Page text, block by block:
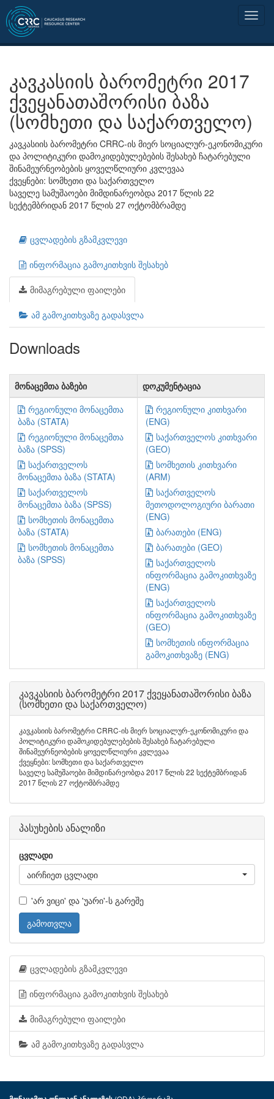
კავკასიის ბარომეტრი 2017
ქვეყანათაშორისი ბაზა
(სომხეთი და საქართველო)
კავკასიის ბარომეტრი CRRC-ის მიერ სოციალურ-ეკონომიკური
და პოლიტიკური დამოკიდებულებების შესახებ ჩატარებული
შინამეურნეობების ყოველწლიური კვლევაა
ქვეყნები: სომხეთი და საქართველო
საველე სამუშაოები მიმდინარეობდა 2017 წლის 22
სექტემბრიდან 2017 წლის 27 ოქტომბრამდე
ცვლადების გზამკვლევი
ინფორმაცია გამოკითხვის შესახებ
მიმაგრებული ფაილები
ამ გამოკითხვაზე გადასვლა
Downloads
მონაცემთა ბაზები
დოკუმენტაცია
რეგიონული მონაცემთა
ბაზა (STATA)
რეგიონული მონაცემთა
ბაზა (SPSS)
საქართველოს
მონაცემთა ბაზა (STATA)
საქართველოს
მონაცემთა ბაზა (SPSS)
სომხეთის მონაცემთა
ბაზა (STATA)
სომხეთის მონაცემთა
ბაზა (SPSS)
რეგიონული კითხვარი
(ENG)
საქართველოს კითხვარი
(GEO)
სომხეთის კითხვარი
(ARM)
საქართველოს
მეთოდოლოგიური ბარათი
(ENG)
ბარათები (ENG)
ბარათები (GEO)
საქართველოს
ინფორმაცია გამოკითხვაზე
(ENG)
საქართველოს
ინფორმაცია გამოკითხვაზე
(GEO)
სომხეთის ინფორმაცია
გამოკითხვაზე (ENG)
კავკასიის ბარომეტრი 2017 ქვეყანათაშორისი ბაზა
(სომხეთი და საქართველო)
კავკასიის ბარომეტრი CRRC-ის მიერ სოციალურ-ეკონომიკური და
პოლიტიკური დამოკიდებულებების შესახებ ჩატარებული
შინამეურნეობების ყოველწლიური კვლევაა
ქვეყნები: სომხეთი და საქართველო
საველე სამუშაოები მიმდინარეობდა 2017 წლის 22 სექტემბრიდან
2017 წლის 27 ოქტომბრამდე
პასუხების ანალიზი
ცვლადი
აირჩიეთ ცვლადი
'არ ვიცი' და 'უარი'-ს გარეშე
გამოთვლა
ცვლადების გზამკვლევი
ინფორმაცია გამოკითხვის შესახებ
მიმაგრებული ფაილები
ამ გამოკითხვაზე გადასვლა